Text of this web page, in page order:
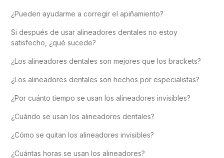
¿Pueden ayudarme a corregir el apiñamiento?
Si después de usar alineadores dentales no estoy
satisfecho, ¿qué sucede?
¿Los alineadores dentales son mejores que los brackets?
¿Los alineadores dentales son hechos por especialistas?
¿Por cuánto tiempo se usan los alineadores invisibles?
¿Cuándo se usan los alineadores dentales?
¿Cómo se quitan los alineadores invisibles?
¿Cuántas horas se usan los alineadores?